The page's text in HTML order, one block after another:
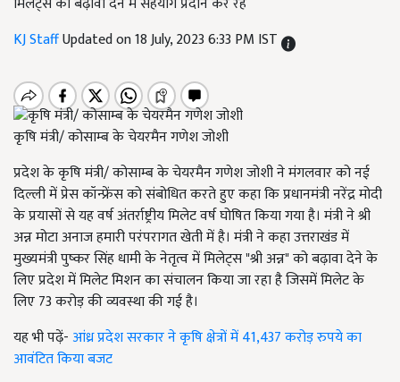
KJ StaffUpdated on 18 July, 2023 6:33 PM IST
कृषि मंत्री/ कोसाम्ब के चेयरमैन गणेश जोशी
प्रदेश के कृषि मंत्री/ कोसाम्ब के चेयरमैन गणेश जोशी ने मंगलवार को नई
दिल्ली में प्रेस कॉन्फ्रेंस को संबोधित करते हुए कहा कि प्रधानमंत्री नरेंद्र मोदी
के प्रयासों से यह वर्ष अंतर्राष्ट्रीय मिलेट वर्ष घोषित किया गया है। मंत्री ने श्री
अन्न मोटा अनाज हमारी परंपरागत खेती में है। मंत्री ने कहा उत्तराखंड में
मुख्यमंत्री पुष्कर सिंह धामी के नेतृत्व में मिलेट्स "श्री अन्न" को बढ़ावा देने के
लिए प्रदेश में मिलेट मिशन का संचालन किया जा रहा है जिसमें मिलेट के
लिए 73 करोड़ की व्यवस्था की गई है।
यह भी पढ़ें- आंध्र प्रदेश सरकार ने कृषि क्षेत्रों में 41,437 करोड़ रुपये का
आवंटित किया बजट